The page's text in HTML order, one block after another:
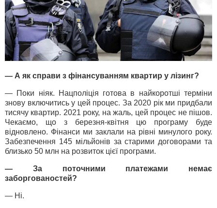
— А як справи з фінансуванням квартир у лізинг?
— Поки ніяк. Нацполіція готова в найкоротші терміни
знову включитись у цей процес. За 2020 рік ми придбали
тисячу квартир. 2021 року, на жаль, цей процес не пішов.
Чекаємо, що з березня-квітня цю програму буде
відновлено. Фінанси ми заклали на рівні минулого року.
Забезпечення 145 мільйонів за старими договорами та
близько 50 млн на розвиток цієї програми.
— За поточними платежами немає
заборгованостей?
— Ні.